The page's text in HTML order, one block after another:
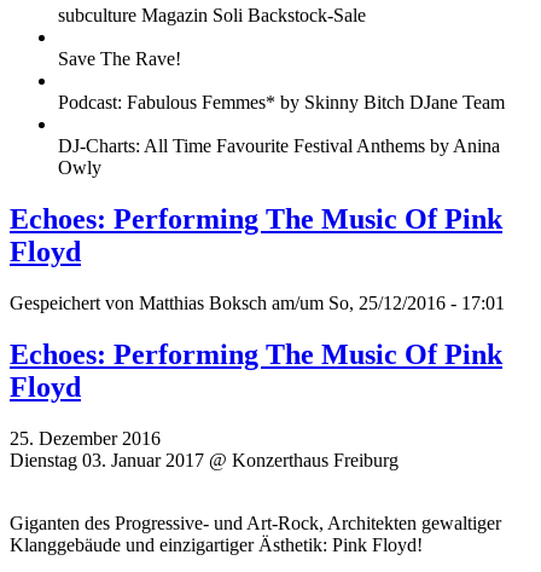
subculture Magazin Soli Backstock-Sale
Save The Rave!
Podcast: Fabulous Femmes* by Skinny Bitch DJane Team
DJ-Charts: All Time Favourite Festival Anthems by Anina
Owly
Echoes: Performing The Music Of Pink
Floyd
Gespeichert von Matthias Boksch am/um So, 25/12/2016 - 17:01
Echoes: Performing The Music Of Pink
Floyd
25. Dezember 2016
Dienstag 03. Januar 2017 @ Konzerthaus Freiburg
Giganten des Progressive- und Art-Rock, Architekten gewaltiger
Klanggebäude und einzigartiger Ästhetik: Pink Floyd!